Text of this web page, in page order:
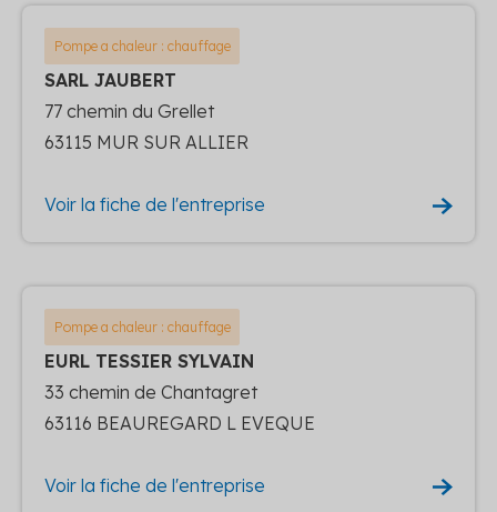
Pompe a chaleur : chauffage
SARL JAUBERT
77 chemin du Grellet
63115 MUR SUR ALLIER
Voir la fiche de l'entreprise
Pompe a chaleur : chauffage
EURL TESSIER SYLVAIN
33 chemin de Chantagret
63116 BEAUREGARD L EVEQUE
Voir la fiche de l'entreprise